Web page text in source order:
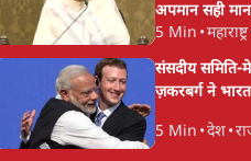
अपमान सही
5 Min •महाराष्ट्र
संसदीय समिति-
ज़करबर्ग ने
5 Min •देश•